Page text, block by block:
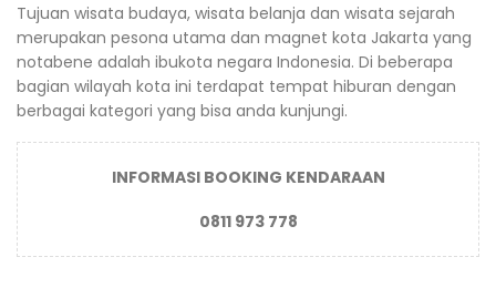
Tujuan wisata budaya, wisata belanja dan wisata sejarah
merupakan pesona utama dan magnet kota Jakarta yang
notabene adalah ibukota negara Indonesia. Di beberapa
bagian wilayah kota ini terdapat tempat hiburan dengan
berbagai kategori yang bisa anda kunjungi.
INFORMASI BOOKING KENDARAAN
0811 973 778